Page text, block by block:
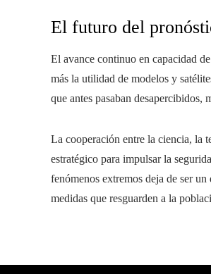
El futuro del
El avance continuo en capacidad
más la utilidad de modelos y
que antes pasaban desapercibidos,
La cooperación entre la ciencia, la
estratégico para impulsar la
fenómenos extremos deja de ser
medidas que resguarden a la